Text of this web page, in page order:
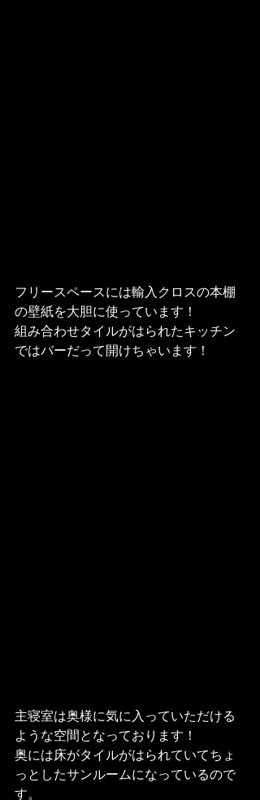
フリースペースには輸入クロスの本棚
の壁紙を大胆に使っています！
組み合わせタイルがはられたキッチン
ではバーだって開けちゃいます！
主寝室は奥様に気に入っていただける
ような空間となっております！
奥には床がタイルがはられていてちょ
っとしたサンルームになっているので
す。